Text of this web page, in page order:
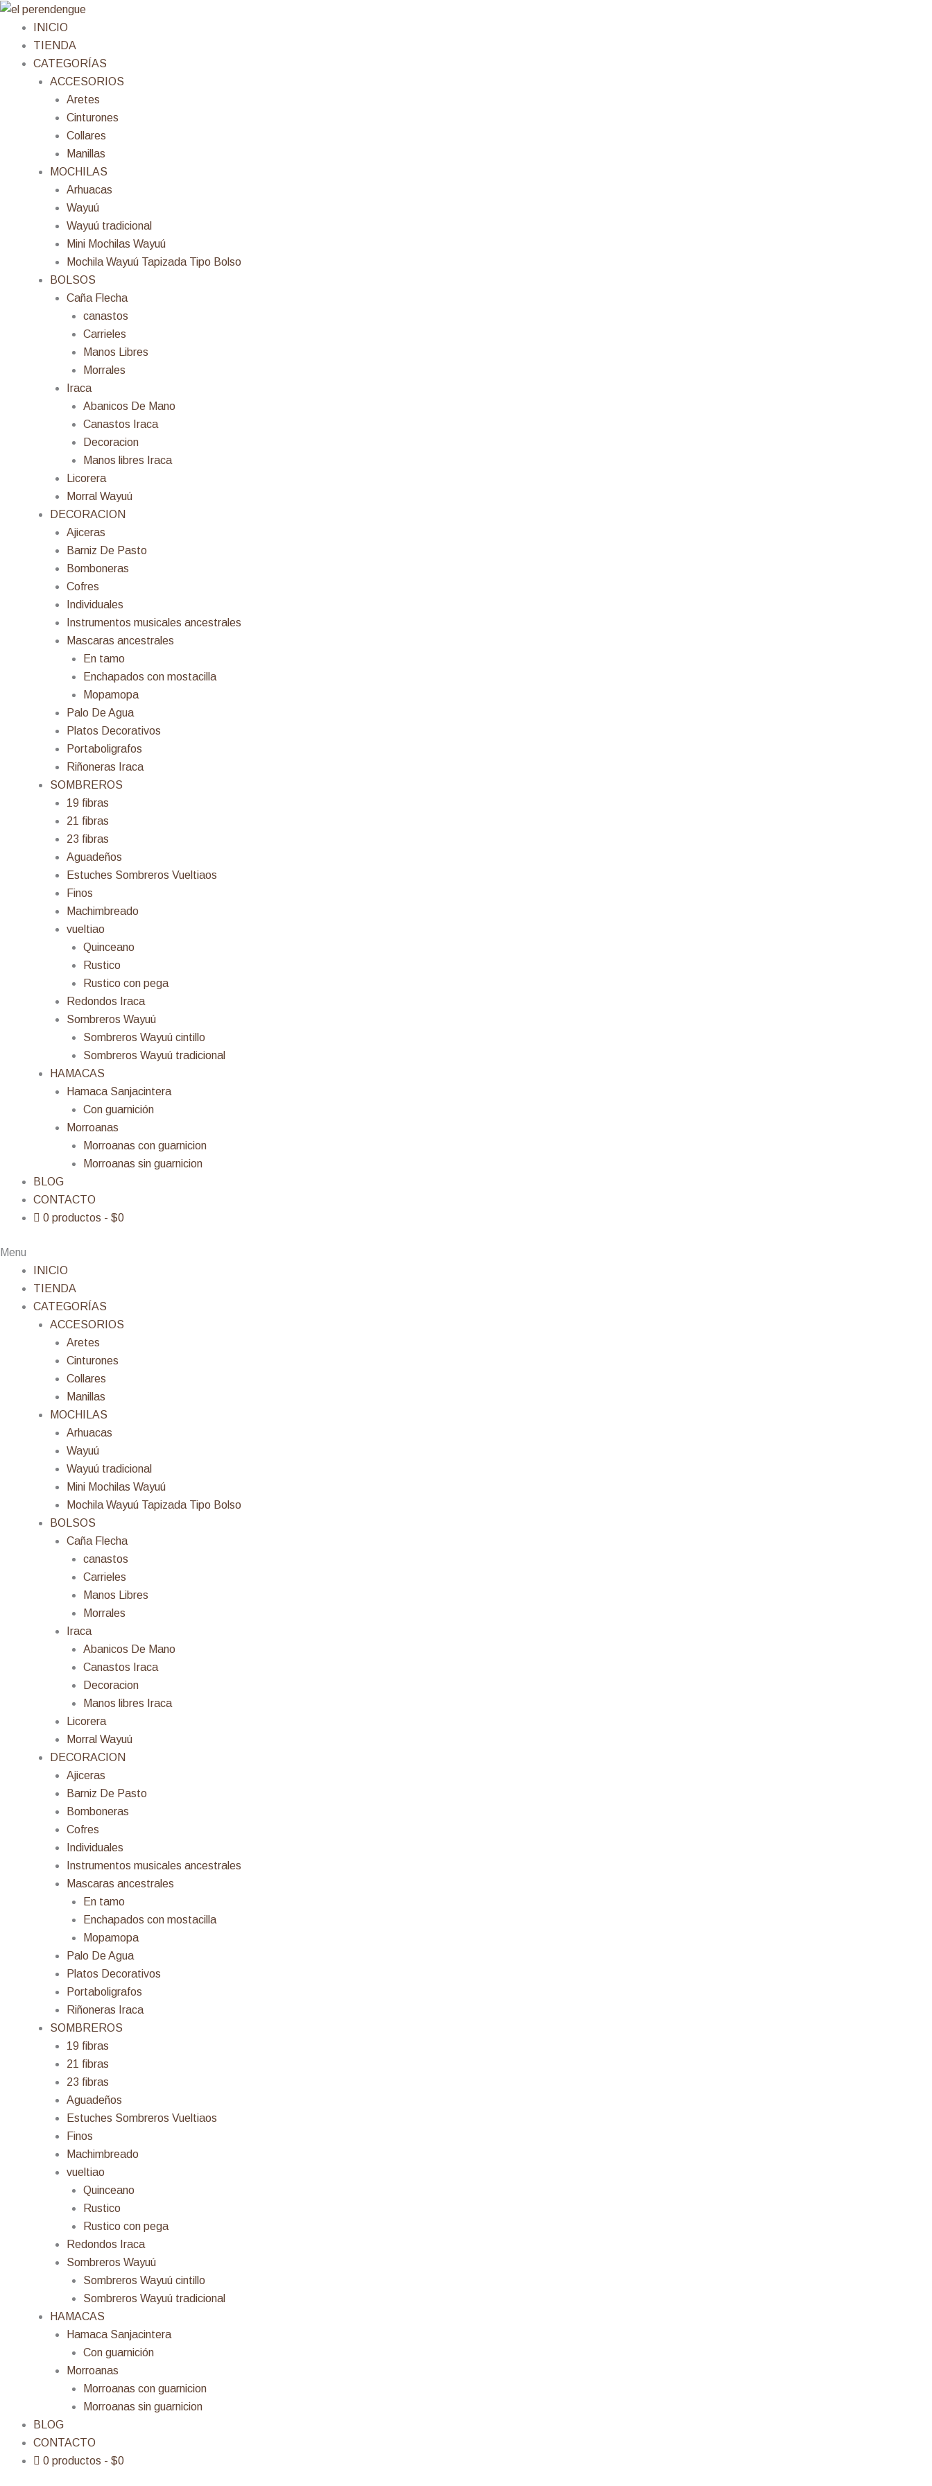
Ir
contenido
INICIO
TIENDA
CATEGORÍAS
ACCESORIOS
Aretes
Cinturones
Collares
Manillas
MOCHILAS
Arhuacas
Wayuú
Wayuú tradicional
Mini Mochilas Wayuú
Mochila Wayuú Tapizada Tipo Bolso
BOLSOS
Caña Flecha
canastos
Carrieles
Manos Libres
Morrales
Iraca
Abanicos De Mano
Canastos Iraca
Decoracion
Manos libres Iraca
Licorera
Morral Wayuú
DECORACION
Ajiceras
Barniz De Pasto
Bomboneras
Cofres
Individuales
Instrumentos musicales ancestrales
Mascaras ancestrales
En tamo
Enchapados con mostacilla
Mopamopa
Palo De Agua
Platos Decorativos
Portaboligrafos
Riñoneras Iraca
SOMBREROS
19 fibras
21 fibras
23 fibras
Aguadeños
Estuches Sombreros Vueltiaos
Finos
Machimbreado
vueltiao
Quinceano
Rustico
Rustico con pega
Redondos Iraca
Sombreros Wayuú
Sombreros Wayuú cintillo
Sombreros Wayuú tradicional
HAMACAS
Hamaca Sanjacintera
Con guarnición
Morroanas
Morroanas con guarnicion
Morroanas sin guarnicion
BLOG
CONTACTO
0 productos
$0
Menu
INICIO
TIENDA
CATEGORÍAS
ACCESORIOS
Aretes
Cinturones
Collares
Manillas
MOCHILAS
Arhuacas
Wayuú
Wayuú tradicional
Mini Mochilas Wayuú
Mochila Wayuú Tapizada Tipo Bolso
BOLSOS
Caña Flecha
canastos
Carrieles
Manos Libres
Morrales
Iraca
Abanicos De Mano
Canastos Iraca
Decoracion
Manos libres Iraca
Licorera
Morral Wayuú
DECORACION
Ajiceras
Barniz De Pasto
Bomboneras
Cofres
Individuales
Instrumentos musicales ancestrales
Mascaras ancestrales
En tamo
Enchapados con mostacilla
Mopamopa
Palo De Agua
Platos Decorativos
Portaboligrafos
Riñoneras Iraca
SOMBREROS
19 fibras
21 fibras
23 fibras
Aguadeños
Estuches Sombreros Vueltiaos
Finos
Machimbreado
vueltiao
Quinceano
Rustico
Rustico con pega
Redondos Iraca
Sombreros Wayuú
Sombreros Wayuú cintillo
Sombreros Wayuú tradicional
HAMACAS
Hamaca Sanjacintera
Con guarnición
Morroanas
Morroanas con guarnicion
Morroanas sin guarnicion
BLOG
CONTACTO
0 productos
$0